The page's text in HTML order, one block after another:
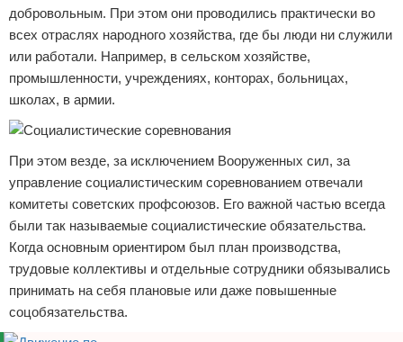
добровольным. При этом они проводились практически во
всех отраслях народного хозяйства, где бы люди ни служили
или работали. Например, в сельском хозяйстве,
промышленности, учреждениях, конторах, больницах,
школах, в армии.
При этом везде, за исключением Вооруженных сил, за
управление социалистическим соревнованием отвечали
комитеты советских профсоюзов. Его важной частью всегда
были так называемые социалистические обязательства.
Когда основным ориентиром был план производства,
трудовые коллективы и отдельные сотрудники обязывались
принимать на себя плановые или даже повышенные
соцобязательства.